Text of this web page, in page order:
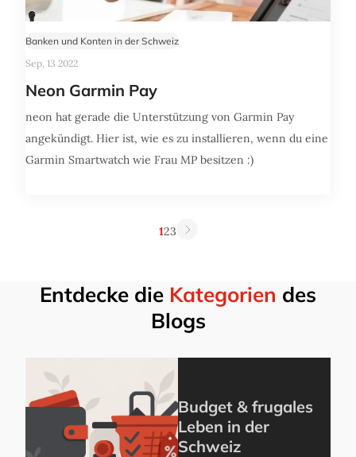
Banken und Konten in der Schweiz
Sep, 13 2022
Neon Garmin Pay
neon hat gerade die Unterstützung von Garmin Pay
angekündigt. Hier ist, wie es zu installieren, wenn du eine
Garmin Smartwatch wie Frau MP besitzen :)
123
Entdecke die Kategorien des
Blogs
Budget & frugales
Leben in der
Schweiz